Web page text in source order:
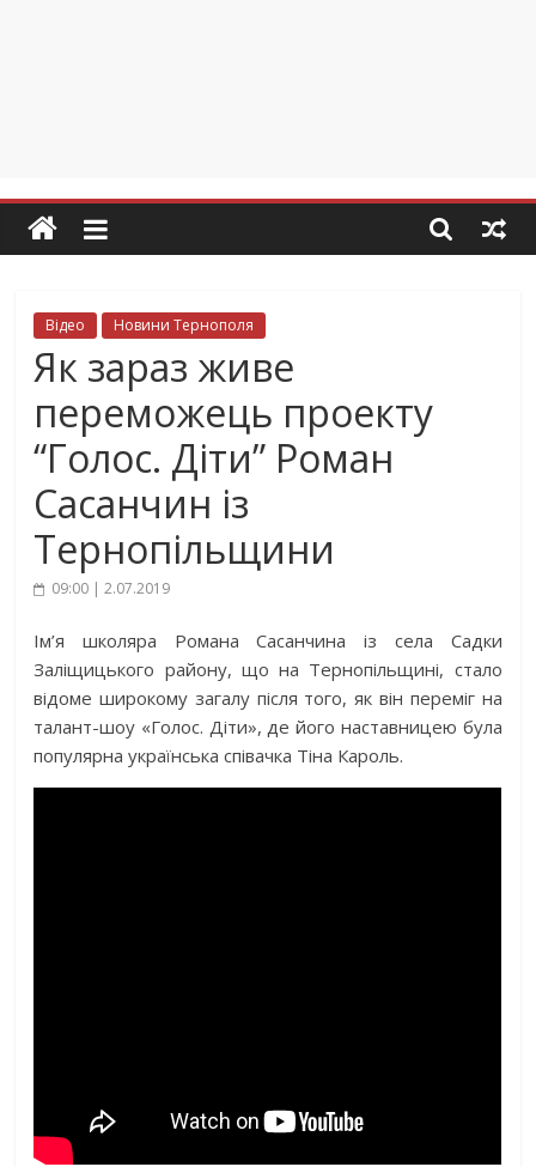
Відео Новини Тернополя
Як зараз живе
переможець проекту
“Голос. Діти” Роман
Сасанчин із
Тернопільщини
09:00 | 2.07.2019
Ім’я школяра Романа Сасанчина із села Садки
Заліщицького району, що на Тернопільщині, стало
відоме широкому загалу після того, як він переміг на
талант-шоу «Голос. Діти», де його наставницею була
популярна українська співачка Тіна Кароль.